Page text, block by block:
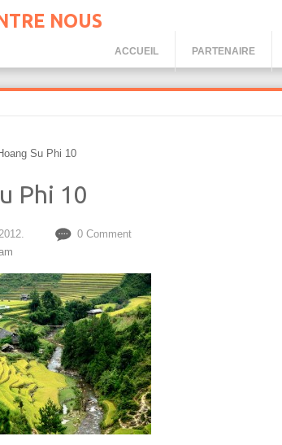
NOUS
ACCUEIL PARTENAIRE
Su Phi 10
Phi 10
0 Comment